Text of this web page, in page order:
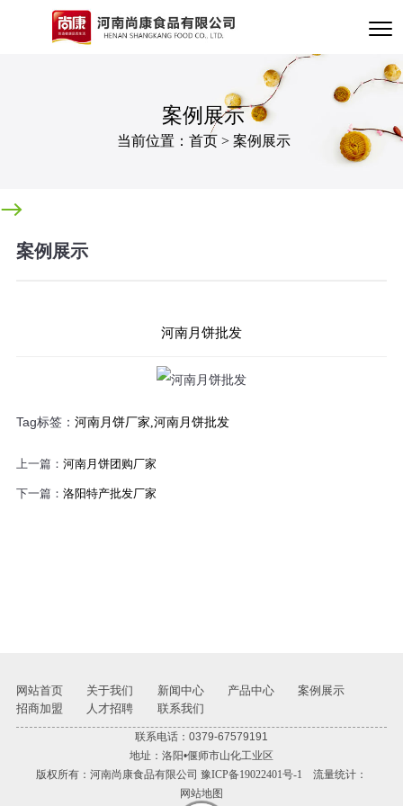
案例展示
当前位置： 首页> 案例展示
案例展示
河南月饼批发
Tag标签： 河南月饼厂家,河南月饼批发
上一篇： 河南月饼团购厂家
下一篇： 洛阳特产批发厂家
网站首页 关于我们 新闻中心 产品中心
案例展示
招商加盟
人才招聘 联系我们
联系电话：0379-67579191
地址：洛阳•偃师市山化工业区
版权所有：河南尚康食品有限公司 豫ICP备19022401号-1 流量统计：
网站地图